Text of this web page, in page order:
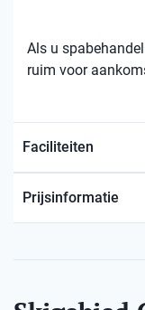
Als u
ruim voor
Faciliteiten
Prijsinformatie